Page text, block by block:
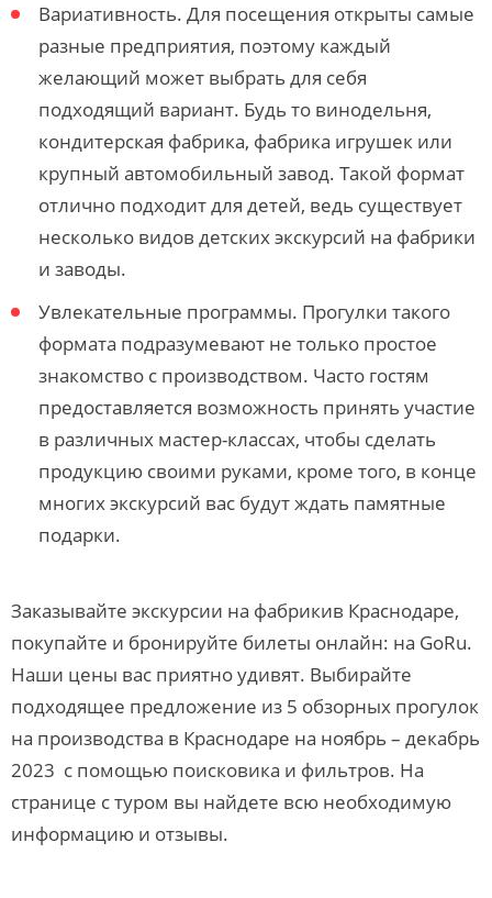
Вариативность. Для посещения открыты самые
разные предприятия, поэтому каждый
желающий может выбрать для себя
подходящий вариант. Будь то винодельня,
кондитерская фабрика, фабрика игрушек или
крупный автомобильный завод. Такой формат
отлично подходит для детей, ведь существует
несколько видов детских экскурсий на фабрики
и заводы.
Увлекательные программы. Прогулки такого
формата подразумевают не только простое
знакомство с производством. Часто гостям
предоставляется возможность принять участие
в различных мастер-классах, чтобы сделать
продукцию своими руками, кроме того, в конце
многих экскурсий вас будут ждать памятные
подарки.
Заказывайте экскурсии на фабрикив Краснодаре,
покупайте и бронируйте билеты онлайн: на GoRu.
Наши цены вас приятно удивят. Выбирайте
подходящее предложение из 5 обзорных прогулок
на производства в Краснодаре на ноябрь – декабрь
2023 с помощью поисковика и фильтров. На
странице с туром вы найдете всю необходимую
информацию и отзывы.